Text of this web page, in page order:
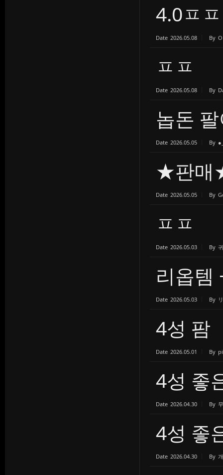
4.0ㅍ
Date 2026.05.08 By
ㅍㅍ
Date 2026.05.08 By
놉돈
Date 2026.05.05 By
★판
Date 2026.05.05 By
ㅍㅍ
Date 2026.05.03 By
리옵템
Date 2026.05.03 By
4성 팜
Date 2026.05.01 By
4성 좋
Date 2026.04.30 By
4성 좋
Date 2026.04.30 By